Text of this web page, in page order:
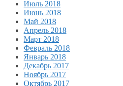
Июль 2018
Июнь 2018
Май 2018
Апрель 2018
Март 2018
Февраль 2018
Январь 2018
Декабрь 2017
Ноябрь 2017
Октябрь 2017